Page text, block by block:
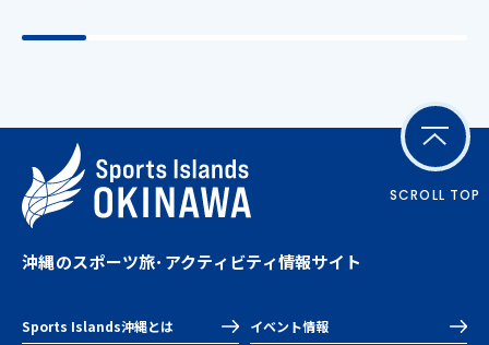
SCROLL TOP
沖縄のスポーツ旅･アクティビティ情報サイト
Sports Islands沖縄とは イベント情報